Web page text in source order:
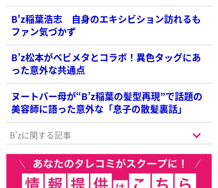
B'z稲葉浩志 自身のエキシビション訪れるも
ファン気づかず
B’z松本がベビメタとコラボ！異色タッグにあ
った意外な共通点
ヌートバー母が“B’z稲葉の髪型再現”で話題の
美容師に語った意外な「息子の散髪裏話」
B'zに関する記事